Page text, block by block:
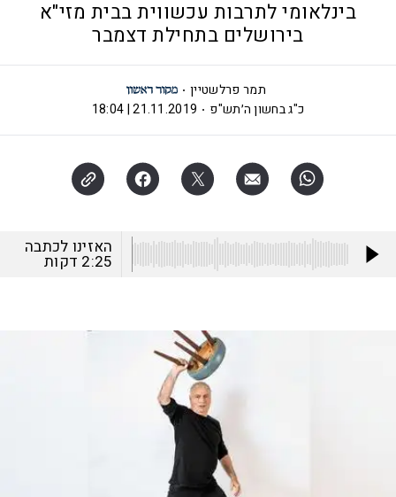
בינלאומי לתרבות עכשווית בבית מזי"א
בירושלים בתחילת דצמבר
תמר פרלשטיין
כ"ג בחשון ה׳תש"פ
21.11.2019 | 18:04
האזינו לכתבה
2:25 דקות